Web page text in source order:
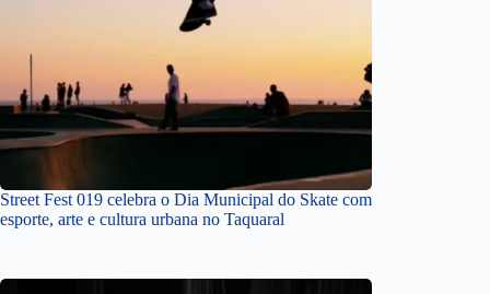
Street Fest 019 celebra o Dia Municipal do Skate com
esporte, arte e cultura urbana no Taquaral